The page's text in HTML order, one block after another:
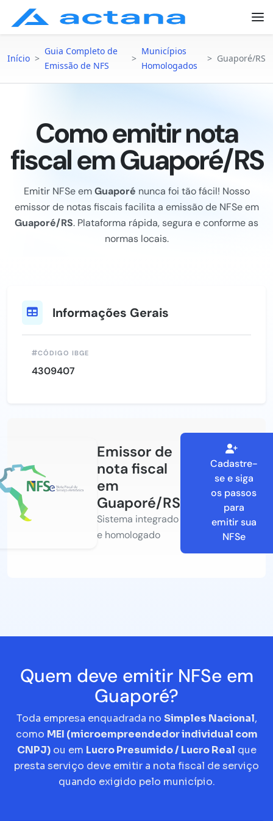
Início >
Guia Completo de
Emissão de NFS
>
Municípios
Homologados
> Guaporé/RS
Como emitir nota
fiscal em Guaporé/RS
Emitir NFSe emGuaporé nunca foi tão fácil! Nosso
emissor de notas fiscais facilita a emissão de NFSe em
Guaporé/RS. Plataforma rápida, segura e conforme as
normas locais.
Informações Gerais
CÓDIGO IBGE
4309407
Emissor de
nota fiscal
em
Guaporé/RS
Sistema integrado
e homologado
Cadastre-
se e siga
os passos
para
emitir sua
NFSe
Quem deve emitir NFSe em
Guaporé?
Toda empresa enquadrada no Simples Nacional,
como MEI (microempreendedor individual com
CNPJ)ou em Lucro Presumido / Lucro Real que
presta serviço deve emitir a nota fiscal de serviço
quando exigido pelo município.